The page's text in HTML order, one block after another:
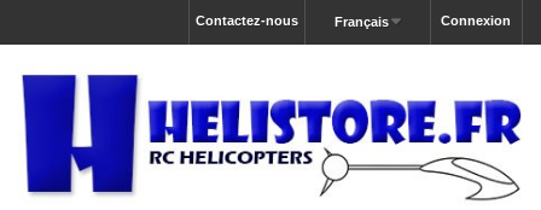
Connexion
Français
Contactez-nous